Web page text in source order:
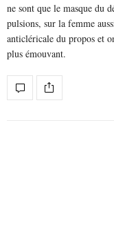
ne sont que le masque du
pulsions, sur la femme
anticléricale du propos et
plus émouvant.